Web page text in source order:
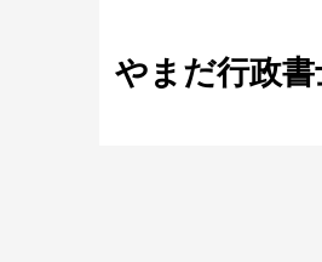
やまだ行政